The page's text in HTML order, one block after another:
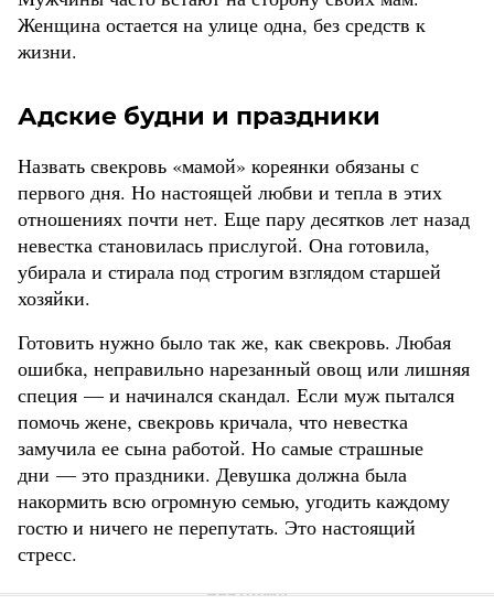
Женщина остается на улице одна, без средств к
жизни.
Адские будни и праздники
Назвать свекровь «мамой» кореянки обязаны с
первого дня. Но настоящей любви и тепла в этих
отношениях почти нет. Еще пару десятков лет назад
невестка становилась прислугой. Она готовила,
убирала и стирала под строгим взглядом старшей
хозяйки.
Готовить нужно было так же, как свекровь. Любая
ошибка, неправильно нарезанный овощ или лишняя
специя — и начинался скандал. Если муж пытался
помочь жене, свекровь кричала, что невестка
замучила ее сына работой. Но самые страшные
дни — это праздники. Девушка должна была
накормить всю огромную семью, угодить каждому
гостю и ничего не перепутать. Это настоящий
стресс.